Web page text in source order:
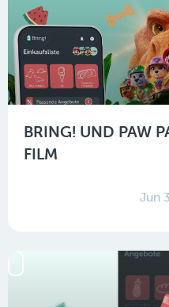
BRING! UND PAW
FILM
Jun